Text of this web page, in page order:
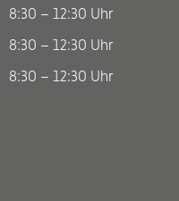
8:30 – 12:30 Uhr
8:30 – 12:30 Uhr
8:30 – 12:30 Uhr